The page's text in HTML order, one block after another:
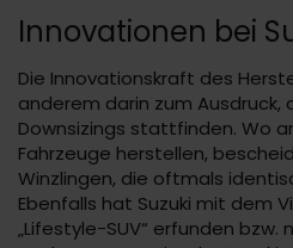
Innovationen bei
Die Innovationskraft des
anderem darin zum Ausdruck,
Downsizings stattfinden. Wo
Fahrzeuge herstellen,
Winzlingen, die oftmals
Ebenfalls hat Suzuki mit dem
„Lifestyle-SUV“ erfunden bzw.